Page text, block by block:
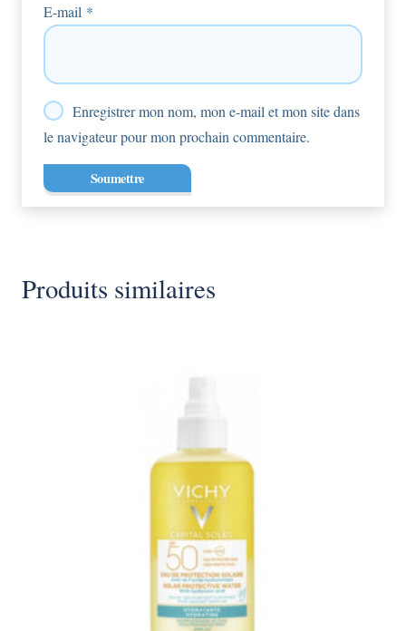
E-mail *
Enregistrer mon nom, mon e-mail et mon site dans
le navigateur pour mon prochain commentaire.
Produits similaires